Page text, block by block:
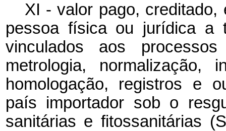
XI - valor pago, creditado,
pessoa física ou jurídica a
vinculados aos
metrologia, normalização,
homologação, registros e
país importador sob o
sanitárias e fitossanitárias